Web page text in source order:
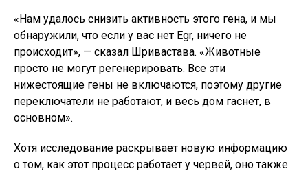
«Нам удалось снизить активность этого гена, и мы
обнаружили, что если у вас нет Egr, ничего не
происходит», — сказал Шривастава. «Животные
просто не могут регенерировать. Все эти
нижестоящие гены не включаются, поэтому другие
переключатели не работают, и весь дом гаснет, в
основном».
Хотя исследование раскрывает новую информацию
о том, как этот процесс работает у червей, оно также